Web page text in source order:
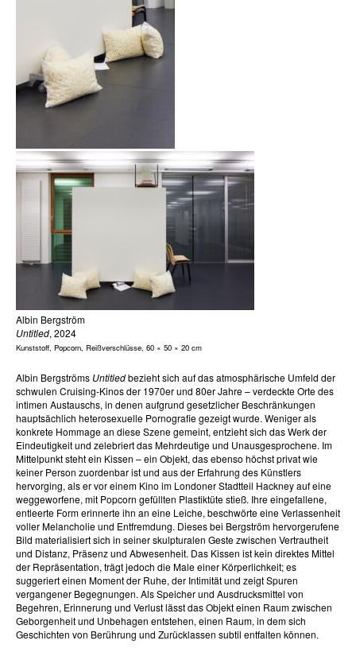
Albin Bergström
Untitled, 2024
Kunststoff, Popcorn, Reißverschlüsse, 60 × 50 × 20 cm
Albin Bergströms Untitledbezieht sich auf das atmosphärische Umfeld der
schwulen Cruising-Kinos der 1970er und 80er Jahre – verdeckte Orte des
intimen Austauschs, in denen aufgrund gesetzlicher Beschränkungen
hauptsächlich heterosexuelle Pornografie gezeigt wurde. Weniger als
konkrete Hommage an diese Szene gemeint, entzieht sich das Werk der
Eindeutigkeit und zelebriert das Mehrdeutige und Unausgesprochene. Im
Mittelpunkt steht ein Kissen – ein Objekt, das ebenso höchst privat wie
keiner Person zuordenbar ist und aus der Erfahrung des Künstlers
hervorging, als er vor einem Kino im Londoner Stadtteil Hackney auf eine
weggeworfene, mit Popcorn gefüllten Plastiktüte stieß. Ihre eingefallene,
entleerte Form erinnerte ihn an eine Leiche, beschwörte eine Verlassenheit
voller Melancholie und Entfremdung. Dieses bei Bergström hervorgerufene
Bild materialisiert sich in seiner skulpturalen Geste zwischen Vertrautheit
und Distanz, Präsenz und Abwesenheit. Das Kissen ist kein direktes Mittel
der Repräsentation, trägt jedoch die Male einer Körperlichkeit; es
suggeriert einen Moment der Ruhe, der Intimität und zeigt Spuren
vergangener Begegnungen. Als Speicher und Ausdrucksmittel von
Begehren, Erinnerung und Verlust lässt das Objekt einen Raum zwischen
Geborgenheit und Unbehagen entstehen, einen Raum, in dem sich
Geschichten von Berührung und Zurücklassen subtil entfalten können.